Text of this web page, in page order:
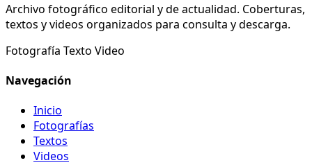
Archivo fotográfico editorial y de actualidad. Coberturas,
textos y videos organizados para consulta y descarga.
Fotografía Texto Video
Navegación
Inicio
Fotografías
Textos
Videos